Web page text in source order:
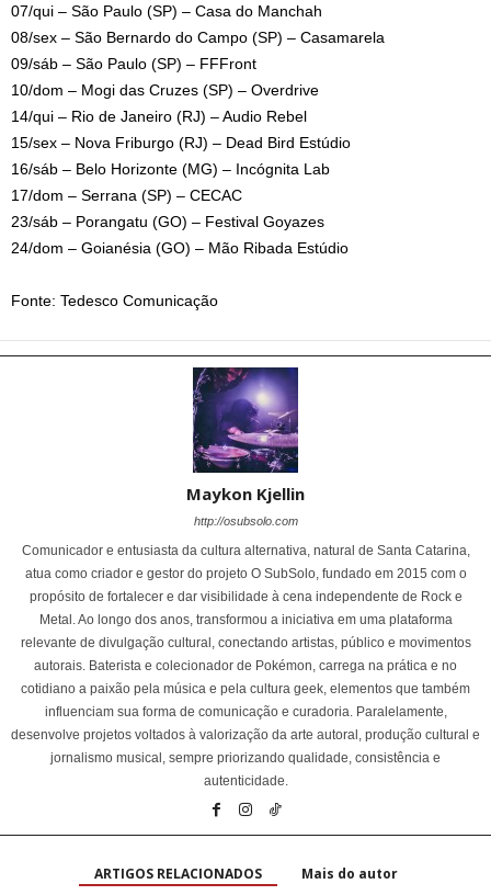
07/qui – São Paulo (SP) – Casa do Manchah
08/sex – São Bernardo do Campo (SP) – Casamarela
09/sáb – São Paulo (SP) – FFFront
10/dom – Mogi das Cruzes (SP) – Overdrive
14/qui – Rio de Janeiro (RJ) – Audio Rebel
15/sex – Nova Friburgo (RJ) – Dead Bird Estúdio
16/sáb – Belo Horizonte (MG) – Incógnita Lab
17/dom – Serrana (SP) – CECAC
23/sáb – Porangatu (GO) – Festival Goyazes
24/dom – Goianésia (GO) – Mão Ribada Estúdio
Fonte: Tedesco Comunicação
Maykon Kjellin
http://osubsolo.com
Comunicador e entusiasta da cultura alternativa, natural de Santa Catarina,
atua como criador e gestor do projeto O SubSolo, fundado em 2015 com o
propósito de fortalecer e dar visibilidade à cena independente de Rock e
Metal. Ao longo dos anos, transformou a iniciativa em uma plataforma
relevante de divulgação cultural, conectando artistas, público e movimentos
autorais. Baterista e colecionador de Pokémon, carrega na prática e no
cotidiano a paixão pela música e pela cultura geek, elementos que também
influenciam sua forma de comunicação e curadoria. Paralelamente,
desenvolve projetos voltados à valorização da arte autoral, produção cultural e
jornalismo musical, sempre priorizando qualidade, consistência e
autenticidade.
ARTIGOS RELACIONADOS Mais do autor